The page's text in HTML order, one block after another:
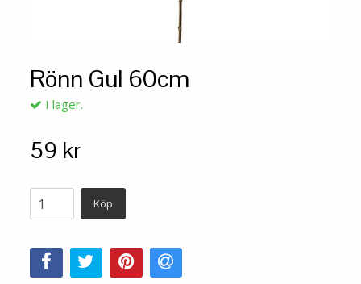
Rönn Gul 60cm
I lager.
59 kr
Köp